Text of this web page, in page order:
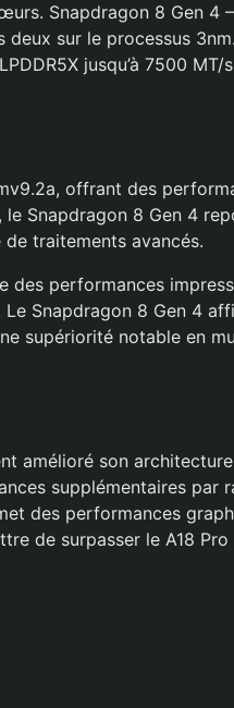
Snapdragon 8 Gen 4
deux sur le processus 3nm.
jusqu’à 7500
offrant des
Snapdragon 8 Gen 4
traitements avancés.
des performances
Snapdragon 8 Gen 4
supériorité notable en
amélioré son
supplémentaires par
des performances
de surpasser le A18